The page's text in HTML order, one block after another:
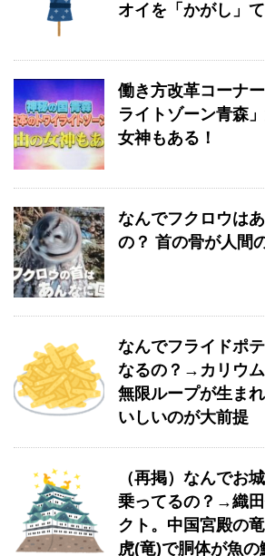
オイを「かがし」
働き方改革コーナ
ライトゾーン青森
女神もある！
なんでフクロウは
の？ 首の骨が人間
なんでフライドポ
なるの？→カリウ
無限ループが生ま
いしいのが大前提
（再掲）なんでお
乗ってるの？→織
クト。中国宮殿の
虎(竜)で胴体が魚の